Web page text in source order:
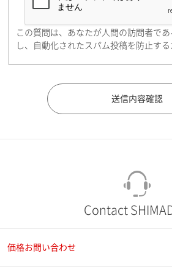
都道府県（勤務先）
この質問は、あなたが人間の訪問者で
し、自動化されたスパム投稿を防止する
Contact
価格お問い合わせ